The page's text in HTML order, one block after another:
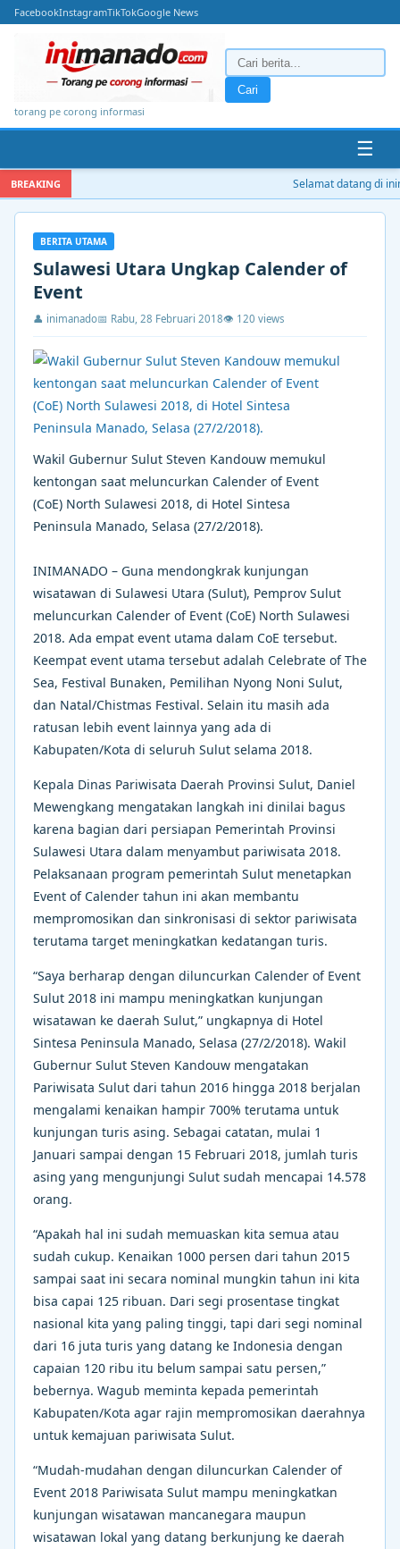
FacebookInstagramTikTokGoogle News
torang pe corong informasi
Cari
☰
BREAKING Selamat datang di
BERITA UTAMA
Sulawesi Utara Ungkap Calender of
Event
👤 inimanado📅 Rabu, 28 Februari 2018👁 120 views
Wakil Gubernur Sulut Steven Kandouw memukul
kentongan saat meluncurkan Calender of Event
(CoE) North Sulawesi 2018, di Hotel Sintesa
Peninsula Manado, Selasa (27/2/2018).
INIMANADO – Guna mendongkrak kunjungan
wisatawan di Sulawesi Utara (Sulut), Pemprov Sulut
meluncurkan Calender of Event (CoE) North Sulawesi
2018. Ada empat event utama dalam CoE tersebut.
Keempat event utama tersebut adalah Celebrate of The
Sea, Festival Bunaken, Pemilihan Nyong Noni Sulut,
dan Natal/Chistmas Festival. Selain itu masih ada
ratusan lebih event lainnya yang ada di
Kabupaten/Kota di seluruh Sulut selama 2018.
Kepala Dinas Pariwisata Daerah Provinsi Sulut, Daniel
Mewengkang mengatakan langkah ini dinilai bagus
karena bagian dari persiapan Pemerintah Provinsi
Sulawesi Utara dalam menyambut pariwisata 2018.
Pelaksanaan program pemerintah Sulut menetapkan
Event of Calender tahun ini akan membantu
mempromosikan dan sinkronisasi di sektor pariwisata
terutama target meningkatkan kedatangan turis.
“Saya berharap dengan diluncurkan Calender of Event
Sulut 2018 ini mampu meningkatkan kunjungan
wisatawan ke daerah Sulut,” ungkapnya di Hotel
Sintesa Peninsula Manado, Selasa (27/2/2018). Wakil
Gubernur Sulut Steven Kandouw mengatakan
Pariwisata Sulut dari tahun 2016 hingga 2018 berjalan
mengalami kenaikan hampir 700% terutama untuk
kunjungan turis asing. Sebagai catatan, mulai 1
Januari sampai dengan 15 Februari 2018, jumlah turis
asing yang mengunjungi Sulut sudah mencapai 14.578
orang.
“Apakah hal ini sudah memuaskan kita semua atau
sudah cukup. Kenaikan 1000 persen dari tahun 2015
sampai saat ini secara nominal mungkin tahun ini kita
bisa capai 125 ribuan. Dari segi prosentase tingkat
nasional kita yang paling tinggi, tapi dari segi nominal
dari 16 juta turis yang datang ke Indonesia dengan
capaian 120 ribu itu belum sampai satu persen,”
bebernya. Wagub meminta kepada pemerintah
Kabupaten/Kota agar rajin mempromosikan daerahnya
untuk kemajuan pariwisata Sulut.
“Mudah-mudahan dengan diluncurkan Calender of
Event 2018 Pariwisata Sulut mampu meningkatkan
kunjungan wisatawan mancanegara maupun
wisatawan lokal yang datang berkunjung ke daerah